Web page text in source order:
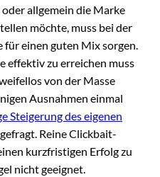
allgemein die Marke
möchte, muss bei der
einen guten Mix sorgen.
effektiv zu erreichen muss
von der Masse
Ausnahmen einmal
Steigerung des eigenen
Reine Clickbait-
kurzfristigen Erfolg zu
nicht geeignet.